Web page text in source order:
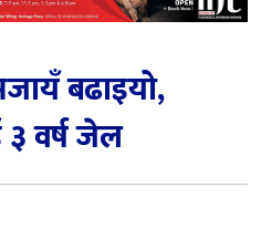
बढाइयो,
३ वर्ष जेल